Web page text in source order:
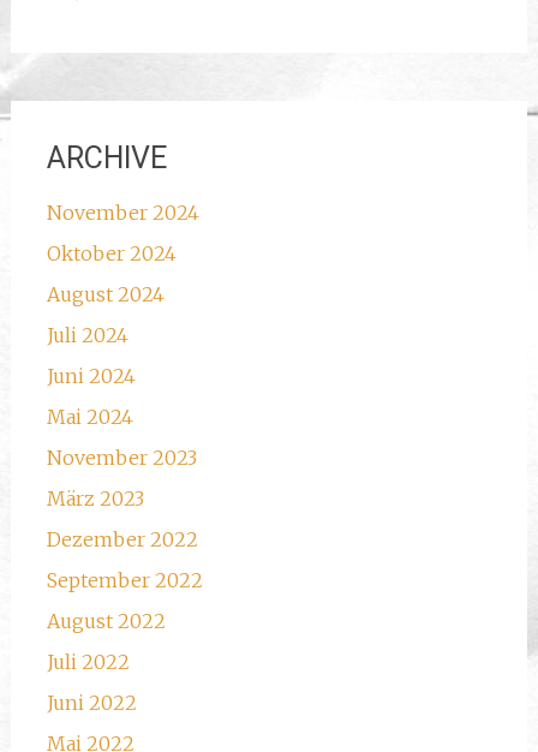
ARCHIVE
November 2024
Oktober 2024
August 2024
Juli 2024
Juni 2024
Mai 2024
November 2023
März 2023
Dezember 2022
September 2022
August 2022
Juli 2022
Juni 2022
Mai 2022